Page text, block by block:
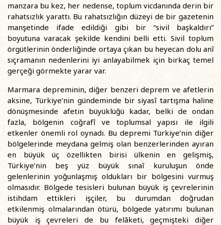
manzara bu kez, her nedense, toplum vicdanında derin bir
rahatsızlık yarattı. Bu rahatsızlığın düzeyi de bir gazetenin
manşetinde ifade edildiği gibi bir “sivil başkaldırı”
boyutuna varacak şekilde kendini belli etti. Sivil toplum
örgütlerinin önderliğinde ortaya çıkan bu heyecan dolu anî
sıçramanın nedenlerini iyi anlayabilmek için birkaç temel
gerçeği görmekte yarar var.
Marmara depreminin, diğer benzeri deprem ve afetlerin
aksine, Türkiye’nin gündeminde bir siyasî tartışma haline
dönüşmesinde afetin büyüklüğü kadar, belki de ondan
fazla, bölgenin coğrafî ve toplumsal yapısı ile ilgili
etkenler önemli rol oynadı. Bu depremi Türkiye’nin diğer
bölgelerinde meydana gelmiş olan benzerlerinden ayıran
en büyük üç özellikten birisi ülkenin en gelişmiş,
Türkiye’nin beş yüz büyük sınaî kuruluşun önde
gelenlerinin yoğunlaşmış oldukları bir bölgesini vurmuş
olmasıdır. Bölgede tesisleri bulunan büyük iş çevrelerinin
istihdam ettikleri işçiler, bu durumdan doğrudan
etkilenmiş olmalarından ötürü, bölgede yatırımı bulunan
büyük iş çevreleri de bu felâketi, geçmişteki diğer